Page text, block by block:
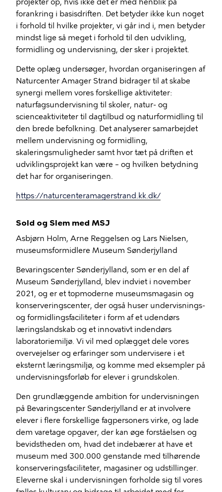
projekter op, hvis ikke det er med henblik på
forankring i basisdriften. Det betyder ikke kun noget
i forhold til hvilke projekter, vi går ind i, men betyder
mindst lige så meget i forhold til den udvikling,
formidling og undervisning, der sker i projektet.
Dette oplæg undersøger, hvordan organiseringen af
Naturcenter Amager Strand bidrager til at skabe
synergi mellem vores forskellige aktiviteter:
naturfagsundervisning til skoler, natur- og
scienceaktiviteter til dagtilbud og naturformidling til
den brede befolkning. Det analyserer samarbejdet
mellem undervisning og formidling,
skaleringsmuligheder samt hvor tæt på driften et
udviklingsprojekt kan være – og hvilken betydning
det har for organiseringen.
https://naturcenteramagerstrand.kk.dk/
Sold og Slem med MSJ
Asbjørn Holm, Arne Reggelsen og Lars Nielsen,
museumsformidlere Museum Sønderjylland
Bevaringscenter Sønderjylland, som er en del af
Museum Sønderjylland, blev indviet i november
2021, og er et topmoderne museumsmagasin og
konserveringscenter, der også huser undervisnings-
og formidlingsfaciliteter i form af et udendørs
læringslandskab og et innovativt indendørs
laboratoriemiljø. Vi vil med oplægget dele vores
overvejelser og erfaringer som undervisere i et
eksternt læringsmiljø, og komme med eksempler på
undervisningsforløb for elever i grundskolen.
Den grundlæggende ambition for undervisningen
på Bevaringscenter Sønderjylland er at involvere
elever i flere forskellige fagpersoners virke, og lade
dem varetage opgaver, der kan øge forståelsen og
bevidstheden om, hvad det indebærer at have et
museum med 300.000 genstande med tilhørende
konserveringsfaciliteter, magasiner og udstillinger.
Eleverne skal i undervisningen forholde sig til vores